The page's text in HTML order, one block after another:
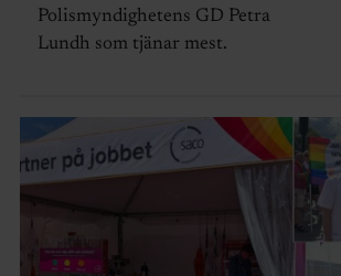
Polismyndighetens GD Petra
Lundh som tjänar mest.